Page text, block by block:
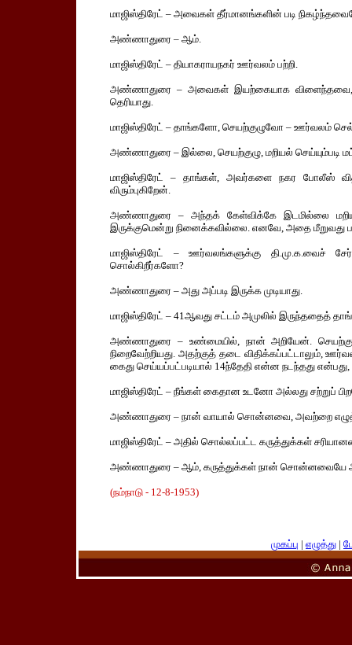
மாஜிஸ்திரேட் – அவைகள் தீர்மானங்களின் படி
அண்ணாதுரை – ஆம்.
மாஜிஸ்திரேட் – தியாகராயநகர் ஊர்வலம் பற்றி.
அண்ணாதுரை – அவைகள் இயற்கையாக
தெரியாது.
மாஜிஸ்திரேட் – தாங்களோ, செயற்குழுவோ – ஊர்வலம்
அண்ணாதுரை – இல்லை, செயற்குழு, மறியல் செய்யும்படி
மாஜிஸ்திரேட் – தாங்கள், அவர்களை நகர போலீஸ்
விரும்புகிறேன்.
அண்ணாதுரை – அந்தக் கேள்விக்கே இடமில்லை
இருக்குமென்று நினைக்கவில்லை. எனவே, அதை மீறுவது
மாஜிஸ்திரேட் – ஊர்வலங்களுக்கு தி.மு.க.வைச்
சொல்கிறீர்களோ?
அண்ணாதுரை – அது அப்படி இருக்க முடியாது.
மாஜிஸ்திரேட் – 41ஆவது சட்டம் அமுலில் இருந்ததைத்
அண்ணாதுரை – உண்மையில், நான் அறியேன்.
நிறைவேற்றியது. அதற்குத் தடை
கைது செய்யப்பட்படியால் 14ந்தேதி என்ன நடந்தது என்பது,
மாஜிஸ்திரேட் – நீங்கள் கைதான உடனோ அல்லது சற்றுப்
அண்ணாதுரை – நான் வாயால் சொன்னவை, அவற்றை
மாஜிஸ்திரேட் – அதில் சொல்லப்பட்ட கருத்துக்கள்
அண்ணாதுரை – ஆம், கருத்துக்கள் நான்
(நம்நாடு - 12-8-1953)
முகப்பு | எழுத்து |